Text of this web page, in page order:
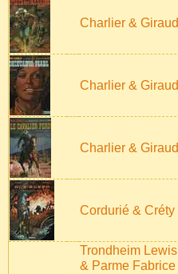
Charlier & Giraud
Charlier & Giraud
Charlier & Giraud
Cordurié & Créty
Trondheim Lewis
& Parme Fabrice